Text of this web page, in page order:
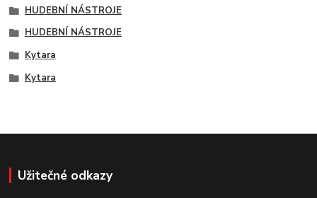
HUDEBNÍ NÁSTROJE
HUDEBNÍ NÁSTROJE
Kytara
Kytara
Užitečné odkazy